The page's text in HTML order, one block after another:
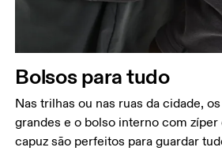
Bolsos para tudo
Nas trilhas ou nas ruas da cidade,
grandes e o bolso interno com
capuz são perfeitos para guardar